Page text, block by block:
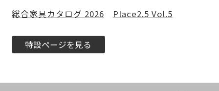
総合家具カタログ 2026 Place2.5 Vol.5
特設ページを見る